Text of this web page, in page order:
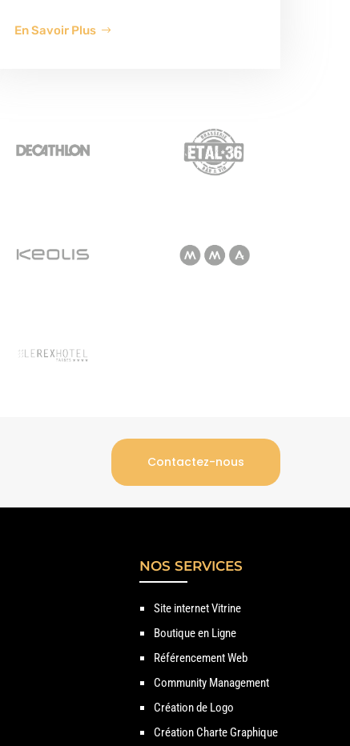
En Savoir Plus
Contactez-nous
NOS SERVICES
Site internet Vitrine
Boutique en Ligne
Référencement Web
Community Management
Création de Logo
Création Charte Graphique